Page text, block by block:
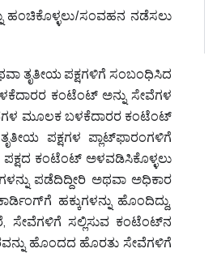
ಹಂಚಿಕೊಳ್ಳಲು/ಸಂವಹನ ನಡೆಸಲು
ತೃತೀಯ ಪಕ್ಷಗಳಿಗೆ ಸಂಬಂಧಿಸಿದ
ಕಂಟೆಂಟ್ ಅನ್ನು ಸೇವೆಗಳ
ಮೂಲಕ ಬಳಕೆದಾರರ ಕಂಟೆಂಟ್
ಪಕ್ಷಗಳ ಪ್ಲಾಟ್‌ಫಾರಂಗಳಿಗೆ
ಕಂಟೆಂಟ್ ಅಳವಡಿಸಿಕೊಳ್ಳಲು
ಪಡೆದಿದ್ದೀರಿ ಅಥವಾ ಅಧಿಕಾರ
ಹಕ್ಕುಗಳನ್ನು ಹೊಂದಿದ್ದು,
ಸೇವೆಗಳಿಗೆ ಸಲ್ಲಿಸುವ ಕಂಟೆಂಟ್‌ನ
ಹೊಂದದ ಹೊರತು ಸೇವೆಗಳಿಗೆ